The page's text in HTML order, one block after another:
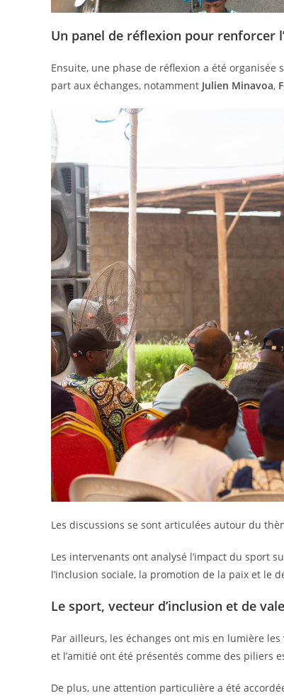
Un panel de réflexion pour renforcer
Ensuite, une phase de réflexion a été
part aux échanges, notamment Julien Minavoa,
Les discussions se sont articulées autour du
Les intervenants ont analysé l’impact du sport
l’inclusion sociale, la promotion de la paix et le
Le sport, vecteur d’inclusion et de
Par ailleurs, les échanges ont mis en lumière
et l’amitié ont été présentés comme des piliers
De plus, une attention particulière a été